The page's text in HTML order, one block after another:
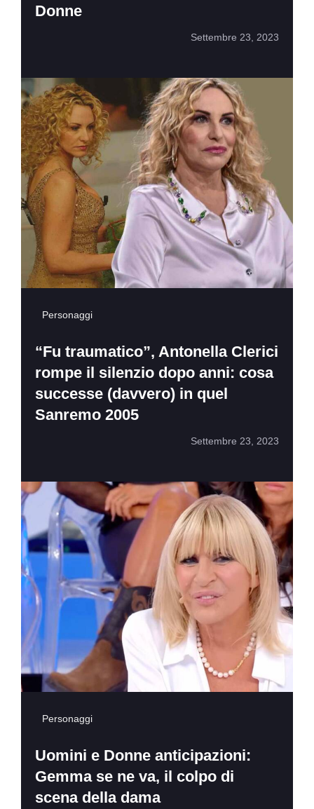
Donne
Settembre 23, 2023
Personaggi
“Fu traumatico”, Antonella Clerici
rompe il silenzio dopo anni: cosa
successe (davvero) in quel
Sanremo 2005
Settembre 23, 2023
Personaggi
Uomini e Donne anticipazioni:
Gemma se ne va, il colpo di
scena della dama